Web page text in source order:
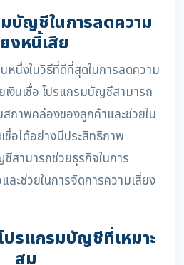
มบัญชีในการลดความ
งหนี้เสีย
หนึ่งในวิธีที่ดีที่สุดในการลดความ
เงินเชื่อ โปรแกรมบัญชีสามารถ
ภาพคล่องของลูกค้าและช่วยใน
ชื่อได้อย่างมีประสิทธิภาพ
สามารถช่วยธุรกิจในการ
ละช่วยในการจัดการความเสี่ยง
รแกรมบัญชีที่เหมาะ
สม